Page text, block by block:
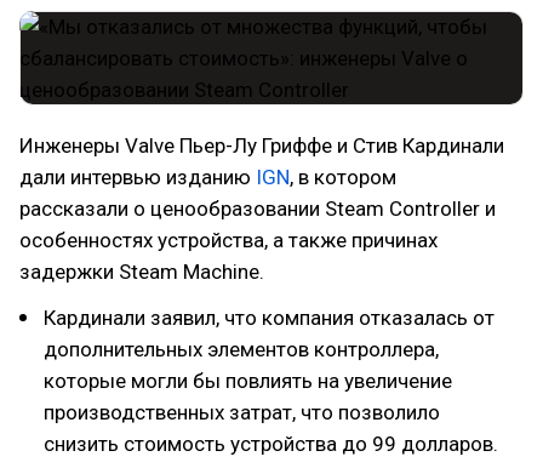
Инженеры Valve Пьер-Лу Гриффе и Стив Кардинали
дали интервью изданию IGN, в котором
рассказали о ценообразовании Steam Controller и
особенностях устройства, а также причинах
задержки Steam Machine.
Кардинали заявил, что компания отказалась от
дополнительных элементов контроллера,
которые могли бы повлиять на увеличение
производственных затрат, что позволило
снизить стоимость устройства до 99 долларов.